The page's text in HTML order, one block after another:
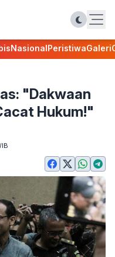
NasionalPeristiwaGaleri
"Dakwaan
Hukum!"